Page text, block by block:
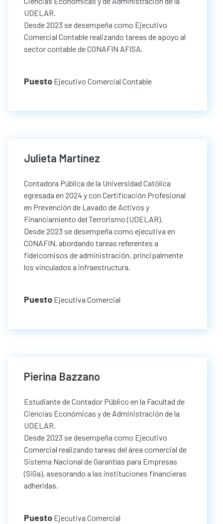
UDELAR.
Desde 2023 se desempeña como Ejecutivo
Comercial Contable realizando tareas de apoyo al
sector contable de CONAFIN AFISA.
Puesto Ejecutivo Comercial Contable
Julieta Martínez
Contadora Pública de la Universidad Católica
egresada en 2024 y con Certificación Profesional
en Prevención de Lavado de Activos y
Financiamiento del Terrorismo (UDELAR).
Desde 2023 se desempeña como ejecutiva en
CONAFIN, abordando tareas referentes a
fideicomisos de administración, principalmente
los vinculados a infraestructura.
Puesto Ejecutiva Comercial
Pierina Bazzano
Estudiante de Contador Público en la Facultad de
Ciencias Económicas y de Administración de la
UDELAR.
Desde 2023 se desempeña como Ejecutivo
Comercial realizando tareas del área comercial de
Sistema Nacional de Garantías para Empresas
(SiGa), asesorando a las instituciones financieras
adheridas.
Puesto Ejecutiva Comercial